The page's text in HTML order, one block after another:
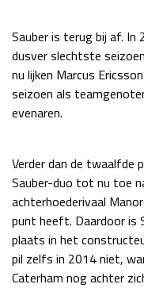
Kwalificatie
Race
LAS VEGAS
GP QATAR 2026
GP ABU DHABI
Kwalificatie
Race
Sauber is terug bij af.
dusver slechtste
nu lijken Marcus
seizoen als
evenaren.
Verder dan de twaalfde
Sauber-duo tot nu toe
achterhoederivaal
punt heeft. Daardoor is
plaats in het
pil zelfs in 2014 niet,
Caterham nog achter